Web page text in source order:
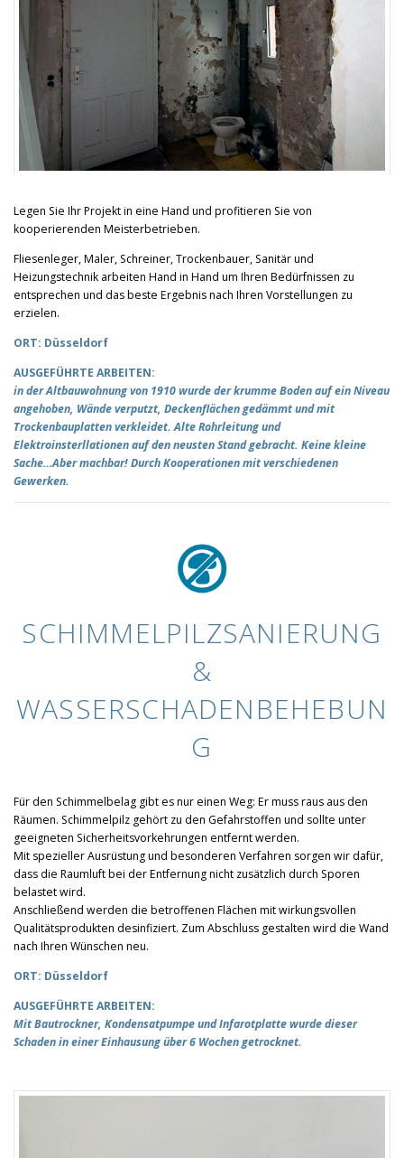
Legen Sie Ihr Projekt in eine Hand und profitieren Sie von
kooperierenden Meisterbetrieben.
Fliesenleger, Maler, Schreiner, Trockenbauer, Sanitär und
Heizungstechnik arbeiten Hand in Hand um Ihren Bedürfnissen zu
entsprechen und das beste Ergebnis nach Ihren Vorstellungen zu
erzielen.
ORT: Düsseldorf
AUSGEFÜHRTE ARBEITEN:
in der Altbauwohnung von 1910 wurde der krumme Boden auf ein Niveau
angehoben, Wände verputzt, Deckenflächen gedämmt und mit
Trockenbauplatten verkleidet. Alte Rohrleitung und
Elektroinsterllationen auf den neusten Stand gebracht. Keine kleine
Sache…Aber machbar! Durch Kooperationen mit verschiedenen
Gewerken.
SCHIMMELPILZSANIERUNG
&
WASSERSCHADENBEHEBUN
G
Für den Schimmelbelag gibt es nur einen Weg: Er muss raus aus den
Räumen. Schimmelpilz gehört zu den Gefahrstoffen und sollte unter
geeigneten Sicherheitsvorkehrungen entfernt werden.
Mit spezieller Ausrüstung und besonderen Verfahren sorgen wir dafür,
dass die Raumluft bei der Entfernung nicht zusätzlich durch Sporen
belastet wird.
Anschließend werden die betroffenen Flächen mit wirkungsvollen
Qualitätsprodukten desinfiziert. Zum Abschluss gestalten wird die Wand
nach Ihren Wünschen neu.
ORT: Düsseldorf
AUSGEFÜHRTE ARBEITEN:
Mit Bautrockner, Kondensatpumpe und Infarotplatte wurde dieser
Schaden in einer Einhausung über 6 Wochen getrocknet.